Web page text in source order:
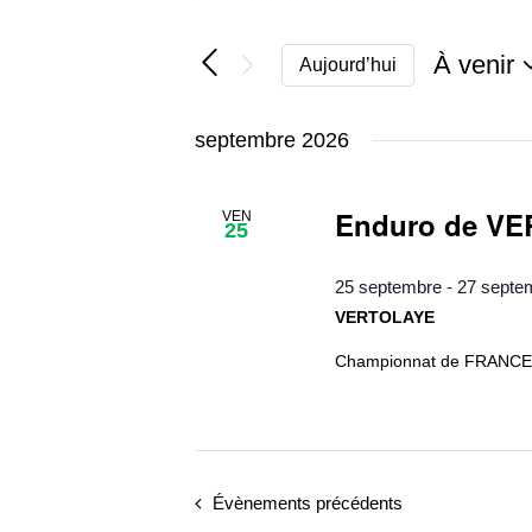
Aujourd’hui
À venir
une
septembre 2026
VEN
25 Enduro de
25 septembre - 27
VERTOLAYE
Championnat de FRANCE
Évènements précédents